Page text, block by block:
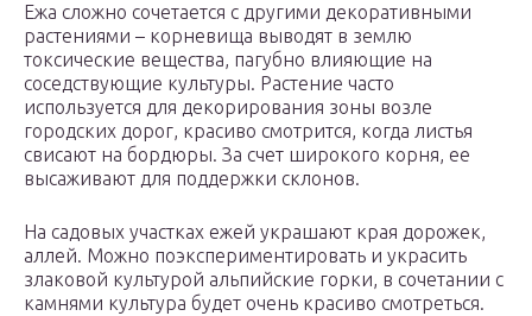
Ежа сложно сочетается с другими декоративными
растениями – корневища выводят в землю
токсические вещества, пагубно влияющие на
соседствующие культуры. Растение часто
используется для декорирования зоны возле
городских дорог, красиво смотрится, когда листья
свисают на бордюры. За счет широкого корня, ее
высаживают для поддержки склонов.
На садовых участках ежей украшают края дорожек,
аллей. Можно поэкспериментировать и украсить
злаковой культурой альпийские горки, в сочетании с
камнями культура будет очень красиво смотреться.